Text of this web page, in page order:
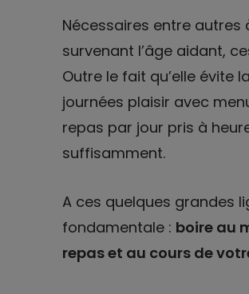
Nécessaires entre
survenant l’âge aidant,
Outre le fait qu’elle évite
journées plaisir avec
repas par jour pris à
suffisamment.
A ces quelques grandes
fondamentale : boire au
repas et au cours de